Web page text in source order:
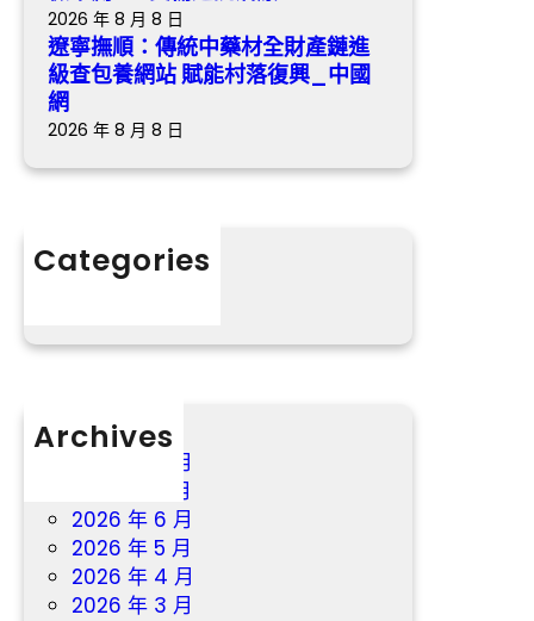
網
復
2026 年 8 月 8 日
遼寧撫順：傳統中藥材全財產鏈進
級查包養網站 賦能村落復興_中國
網
2026 年 8 月 8 日
Categories
Archives
2026 年 8 月
2026 年 7 月
2026 年 6 月
2026 年 5 月
2026 年 4 月
2026 年 3 月